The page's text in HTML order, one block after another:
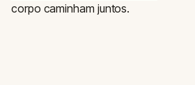
corpo caminham juntos.